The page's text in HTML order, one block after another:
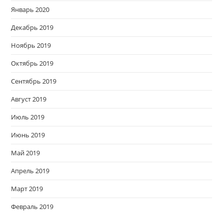
Январь 2020
Декабрь 2019
Ноябрь 2019
Октябрь 2019
Сентябрь 2019
Август 2019
Июль 2019
Июнь 2019
Май 2019
Апрель 2019
Март 2019
Февраль 2019